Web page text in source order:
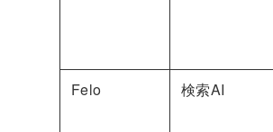
Felo
検索AI